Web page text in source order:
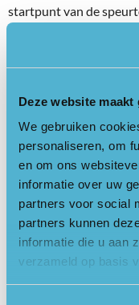
Deze website
We gebruiken
personaliseren, om
en om ons
informatie over uw
partners voor social
partners kunnen
informatie die u aan
verzameld op basis
startpunt van de
Kruising
parallelweg op, na
Baarn
Voor meer informatie
Locatie
Links